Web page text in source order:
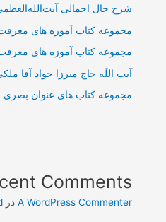
شرح حال اجمالی
مجموعه کتاب آموزه های
مجموعه کتاب آموزه های
آیت اللَه حاج میرزا جواد آقا
مجموعه کتاب های عنوان
Comments
A WordPress Commenter در